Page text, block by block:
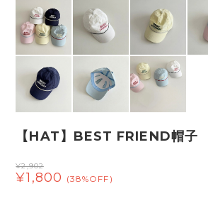
【HAT】BEST FRIEND帽子
¥2,902
¥1,800 (38%OFF)